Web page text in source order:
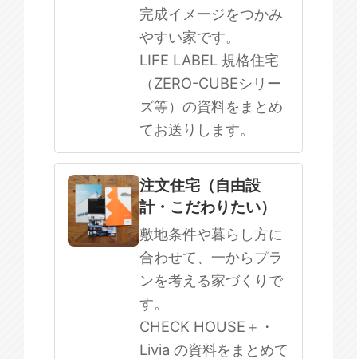
完成イメージをつかみ
やすい家です。
LIFE LABEL 規格住宅
（ZERO-CUBEシリー
ズ等）の資料をまとめ
てお送りします。
注文住宅（自由設
計・こだわりたい）
敷地条件や暮らし方に
合わせて、一からプラ
ンを考える家づくりで
す。
CHECK HOUSE＋・
Livia の資料をまとめて